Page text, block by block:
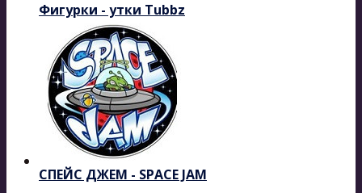
Фигурки - утки Tubbz
СПЕЙС ДЖЕМ - SPACE JAM